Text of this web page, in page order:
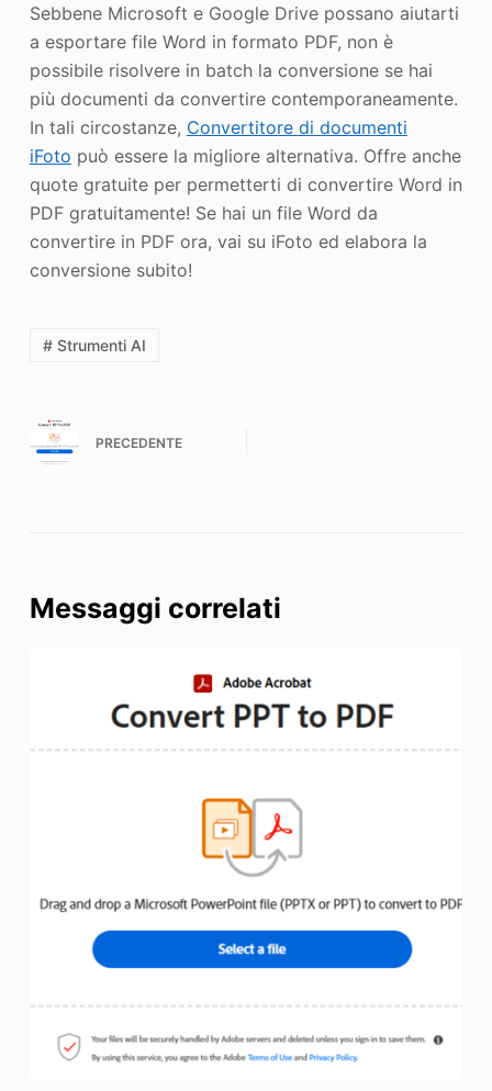
Sebbene Microsoft e Google Drive possano aiutarti
a esportare file Word in formato PDF, non è
possibile risolvere in batch la conversione se hai
più documenti da convertire contemporaneamente.
In tali circostanze, Convertitore di documenti
iFoto può essere la migliore alternativa. Offre anche
quote gratuite per permetterti di convertire Word in
PDF gratuitamente! Se hai un file Word da
convertire in PDF ora, vai su iFoto ed elabora la
conversione subito!
# Strumenti AI
PRECEDENTE
Messaggi correlati